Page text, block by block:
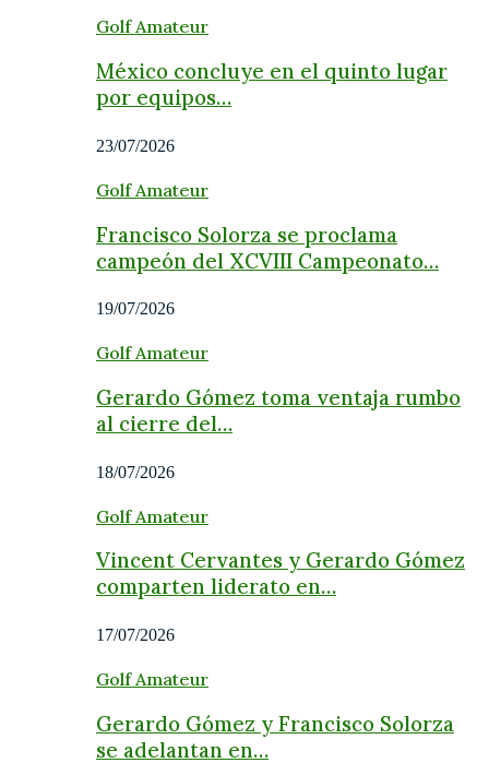
Golf Amateur
México concluye en el quinto lugar
por equipos…
23/07/2026
Golf Amateur
Francisco Solorza se proclama
campeón del XCVIII Campeonato…
19/07/2026
Golf Amateur
Gerardo Gómez toma ventaja rumbo
al cierre del…
18/07/2026
Golf Amateur
Vincent Cervantes y Gerardo Gómez
comparten liderato en…
17/07/2026
Golf Amateur
Gerardo Gómez y Francisco Solorza
se adelantan en…